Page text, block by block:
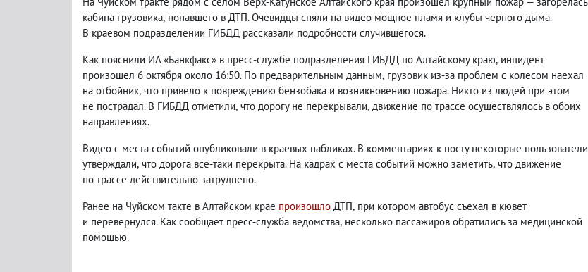
кабина грузовика, попавшего в ДТП. Очевидцы сняли на видео мощное пламя и клубы черного дыма.
В краевом подразделении ГИБДД рассказали подробности случившегося.
Как пояснили ИА «Банкфакс» в пресс-службе подразделения ГИБДД по Алтайскому краю, инцидент
произошел 6 октября около 16:50. По предварительным данным, грузовик из-за проблем с колесом наехал
на отбойник, что привело к повреждению бензобака и возникновению пожара. Никто из людей при этом
не пострадал. В ГИБДД отметили, что дорогу не перекрывали, движение по трассе осуществлялось в обоих
направлениях.
Видео с места событий опубликовали в краевых пабликах. В комментариях к посту некоторые пользователи
утверждали, что дорога все-таки перекрыта. На кадрах с места событий можно заметить, что движение
по трассе действительно затруднено.
Ранее на Чуйском такте в Алтайском крае произошло ДТП, при котором автобус съехал в кювет
и перевернулся. Как сообщает пресс-служба ведомства, несколько пассажиров обратились за медицинской
помощью.